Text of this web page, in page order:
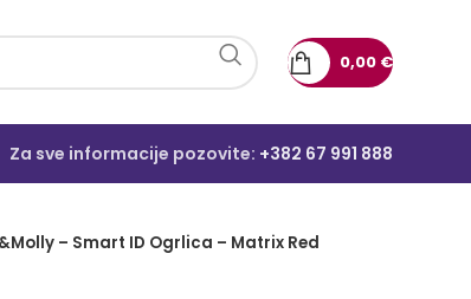
0,00 €
Za sve informacije pozovite: +382 67 991 888
– Smart ID Ogrlica – Matrix Red